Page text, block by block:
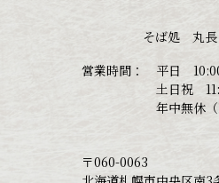
そば処 丸
営業時間： 平日
土日祝
年中無休（
〒060-0063